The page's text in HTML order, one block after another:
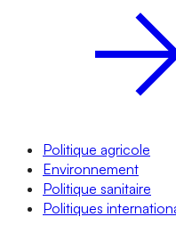
Politique agricole
Environnement
Politique sanitaire
Politiques